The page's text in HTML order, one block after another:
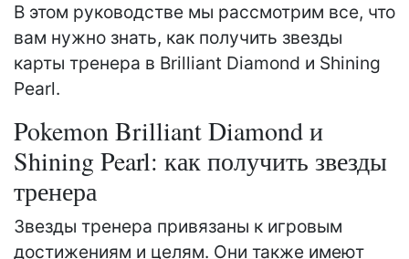
В этом руководстве мы рассмотрим все, что
вам нужно знать, как получить звезды
карты тренера в Brilliant Diamond и Shining
Pearl.
Pokemon Brilliant Diamond и
Shining Pearl: как получить звезды
тренера
Звезды тренера привязаны к игровым
достижениям и целям. Они также имеют